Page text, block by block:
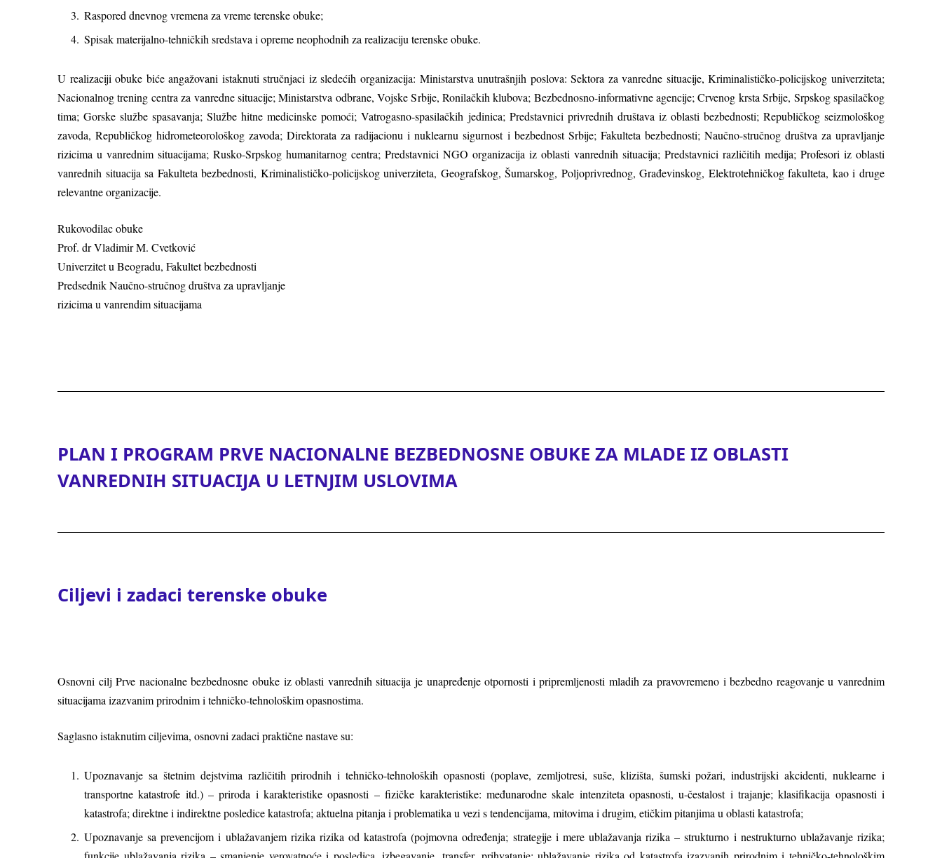
Raspored dnevnog vremena za vreme terenske obuke;
Spisak materijalno-tehničkih sredstava i opreme neophodnih za realizaciju terenske obuke.
U realizaciji obuke biće angažovani istaknuti stručnjaci iz sledećih organizacija: Ministarstva unutrašnjih poslova: Sektora za vanredne situacije, Kriminalističko-policijskog univerziteta;
Nacionalnog trening centra za vanredne situacije; Ministarstva odbrane, Vojske Srbije, Ronilačkih klubova; Bezbednosno-informativne agencije; Crvenog krsta Srbije, Srpskog spasilačkog
tima; Gorske službe spasavanja; Službe hitne medicinske pomoći; Vatrogasno-spasilačkih jedinica; Predstavnici privrednih društava iz oblasti bezbednosti; Republičkog seizmološkog
zavoda, Republičkog hidrometeorološkog zavoda; Direktorata za radijacionu i nuklearnu sigurnost i bezbednost Srbije; Fakulteta bezbednosti; Naučno-stručnog društva za upravlјanje
rizicima u vanrednim situacijama; Rusko-Srpskog humanitarnog centra; Predstavnici NGO organizacija iz oblasti vanrednih situacija; Predstavnici različitih medija; Profesori iz oblasti
vanrednih situacija sa Fakulteta bezbednosti, Kriminalističko-policijskog univerziteta, Geografskog, Šumarskog, Polјoprivrednog, Građevinskog, Elektrotehničkog fakulteta, kao i druge
relevantne organizacije.
Rukovodilac obuke
Prof. dr Vladimir M. Cvetković
Univerzitet u Beogradu, Fakultet bezbednosti
Predsednik Naučno-stručnog društva za upravlјanje
rizicima u vanrendim situacijama
PLAN I PROGRAM PRVE NACIONALNE BEZBEDNOSNE OBUKE ZA MLADE IZ OBLASTI
VANREDNIH SITUACIJA U LETNJIM USLOVIMA
Ciljevi i zadaci terenske obuke
Osnovni cilј Prve nacionalne bezbednosne obuke iz oblasti vanrednih situacija je unapređenje otpornosti i pripremlјenosti mladih za pravovremeno i bezbedno reagovanje u vanrednim
situacijama izazvanim prirodnim i tehničko-tehnološkim opasnostima.
Saglasno istaknutim cilјevima, osnovni zadaci praktične nastave su:
Upoznavanje sa štetnim dejstvima različitih prirodnih i tehničko-tehnoloških opasnosti (poplave, zemlјotresi, suše, klizišta, šumski požari, industrijski akcidenti, nuklearne i
transportne katastrofe itd.) – priroda i karakteristike opasnosti – fizičke karakteristike: međunarodne skale intenziteta opasnosti, u-čestalost i trajanje; klasifikacija opasnosti i
katastrofa; direktne i indirektne posledice katastrofa; aktuelna pitanja i problematika u vezi s tendencijama, mitovima i drugim, etičkim pitanjima u oblasti katastrofa;
Upoznavanje sa prevencijom i ublažavanjem rizika rizika od katastrofa (pojmovna određenja; strategije i mere ublažavanja rizika – strukturno i nestrukturno ublažavanje rizika;